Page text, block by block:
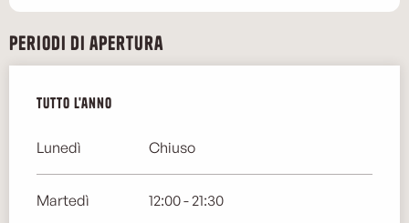
Periodi di apertura
Tutto l'anno
Tutto l'anno
Lunedì Chiuso
Martedì 12:00 - 21:30